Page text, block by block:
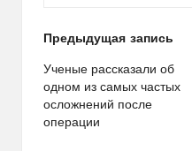
Навигация
по
записям
Предыдущая запись
Ученые рассказали об
одном из самых частых
осложнений после
операции